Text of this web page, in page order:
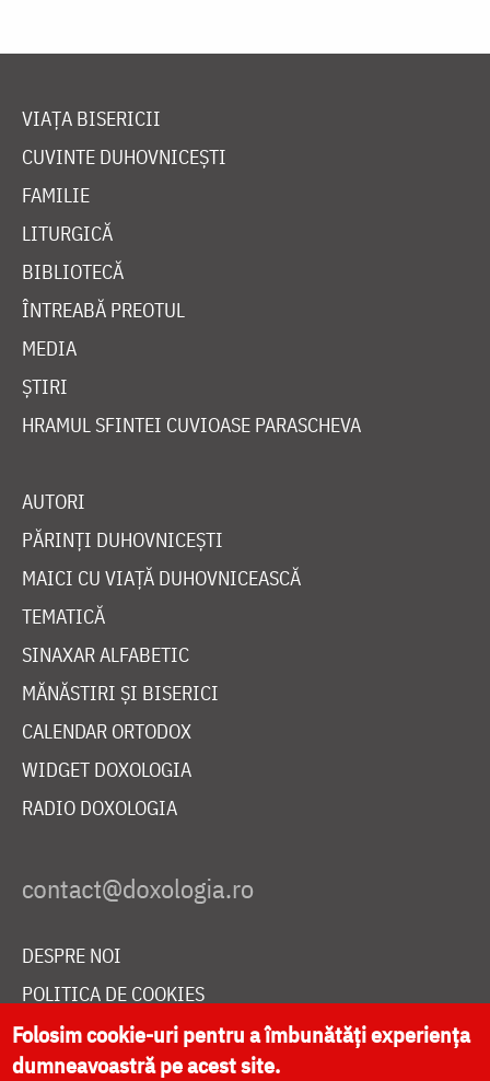
VIAȚA BISERICII
CUVINTE DUHOVNICEȘTI
FAMILIE
LITURGICĂ
BIBLIOTECĂ
ÎNTREABĂ PREOTUL
MEDIA
ȘTIRI
HRAMUL SFINTEI CUVIOASE PARASCHEVA
AUTORI
PĂRINȚI DUHOVNICEȘTI
MAICI CU VIAȚĂ DUHOVNICEASCĂ
TEMATICĂ
SINAXAR ALFABETIC
MĂNĂSTIRI ȘI BISERICI
CALENDAR ORTODOX
WIDGET DOXOLOGIA
RADIO DOXOLOGIA
DESPRE NOI
POLITICA DE COOKIES
DONEAZĂ ONLINE PENTRU CATEDRALA NAȚIONALĂ
Folosim cookie-uri pentru a îmbunătăți experiența
dumneavoastră pe acest site.